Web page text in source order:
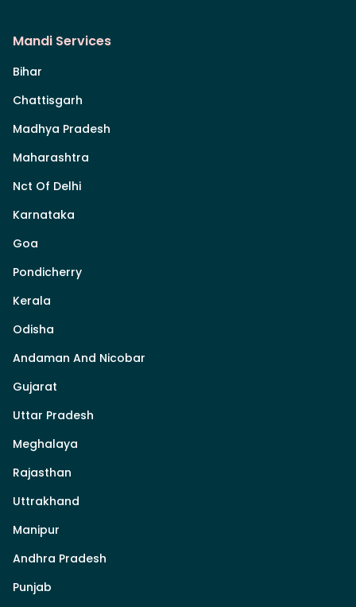
Mandi Services
Bihar
Chattisgarh
Madhya Pradesh
Maharashtra
Nct Of Delhi
Karnataka
Goa
Pondicherry
Kerala
Odisha
Andaman And Nicobar
Gujarat
Uttar Pradesh
Meghalaya
Rajasthan
Uttrakhand
Manipur
Andhra Pradesh
Punjab